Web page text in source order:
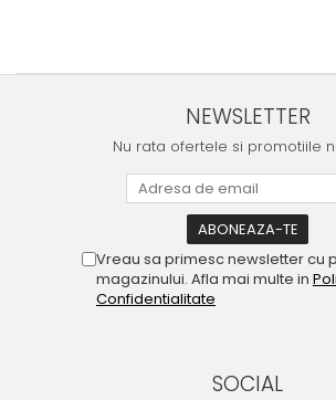
NEWSLETTER
Nu rata ofertele si promotiile
Vreau sa primesc newsletter cu
magazinului. Afla mai multe in
Confidentialitate
SOCIAL